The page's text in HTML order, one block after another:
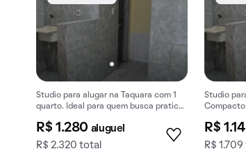
Studio para alugar na Taquara com 1
quarto. Ideal para quem busca praticar
R$ 1.280 aluguel
R$ 2.320 total
Studio
R$
R$